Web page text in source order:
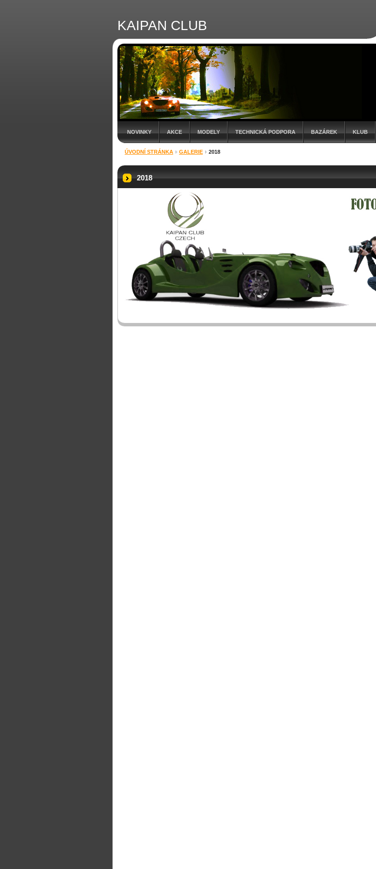
KAIPAN CLUB
NOVINKY AKCE MODELY TECHNICKÁ PODPORA BAZÁREK KLUB
ÚVODNÍ STRÁNKA GALERIE 2018
2018